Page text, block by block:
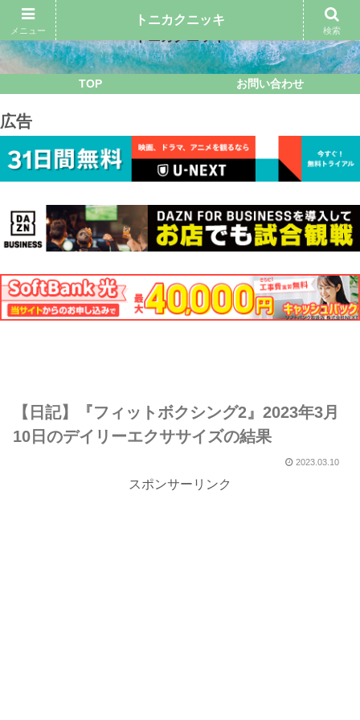
TOP お問い合わせ
広告
【日記】『フィットボクシング2』2023年3月
10日のデイリーエクササイズの結果
2023.03.10
スポンサーリンク
メニュー
トニカクニッキ
検索